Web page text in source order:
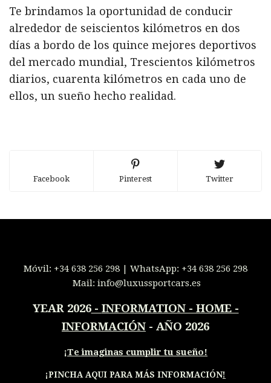
Te brindamos la oportunidad de conducir
alrededor de seiscientos kilómetros en dos
días a bordo de los quince mejores deportivos
del mercado mundial, Trescientos kilómetros
diarios, cuarenta kilómetros en cada uno de
ellos, un sueño hecho realidad.
Facebook Pinterest Twitter
Móvil: +34 638 256 298 | WhatsApp: +34 638 256 298
Mail: info@luxussportcars.es
YEAR 2026- INFORMATION - HOME -
INFORMACIÓN - AÑO 2026
¡Te imaginas cumplir tu sueño!
¡PINCHA AQUI PARA MÁS INFORMACIÓN!